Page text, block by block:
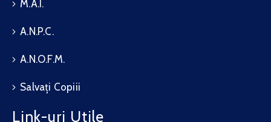
M.A.I.
A.N.P.C.
A.N.O.F.M.
Salvați Copiii
Link-uri Utile